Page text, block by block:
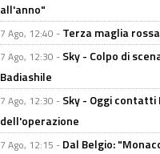
all'anno"
7 Ago, 12:40 - Terza maglia
7 Ago, 12:30 - Sky - Colpo di
Badiashile
7 Ago, 12:30 - Sky - Oggi
dell'operazione
7 Ago, 12:15 - Dal Belgio: